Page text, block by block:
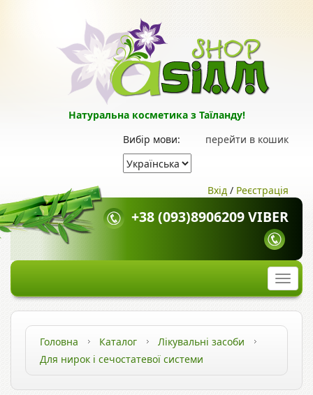
Натуральна косметика з Таїланду!
перейти в кошик
Вибір мови:
Вхід / Реєстрація
+38 (093)8906209 VIBER
Головна Каталог
Лікувальні засоби
Для нирок і сечостатевої системи